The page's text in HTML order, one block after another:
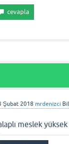
Şubat 2018 mrdenizci
meslek